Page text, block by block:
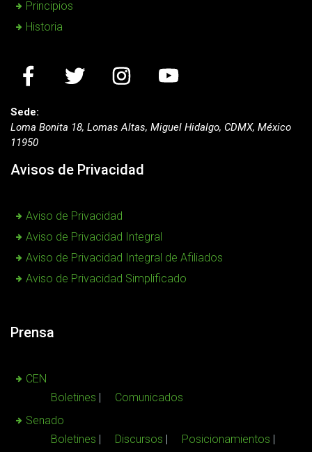
Principios
Historia
Sede:
Loma Bonita 18, Lomas Altas, Miguel Hidalgo, CDMX, México
11950
Avisos de Privacidad
Aviso de Privacidad
Aviso de Privacidad Integral
Aviso de Privacidad Integral de Afiliados
Aviso de Privacidad Simplificado
Prensa
CEN
Boletines
Comunicados
Senado
Boletines
Discursos
Posicionamientos